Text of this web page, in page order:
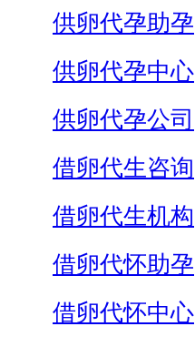
供卵代孕助孕
供卵代孕中心
供卵代孕公司
借卵代生咨询
借卵代生机构
借卵代怀助孕
借卵代怀中心